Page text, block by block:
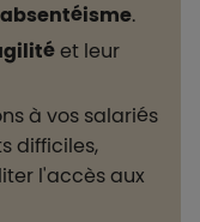
absentéisme.
et leur
à vos salariés
difficiles,
l'accès aux